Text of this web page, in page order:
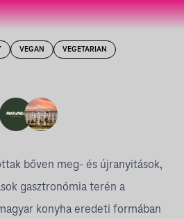
VEGAN VEGETARIAN
bőven meg- és újranyitások,
gasztronómia terén a
konyha eredeti formában